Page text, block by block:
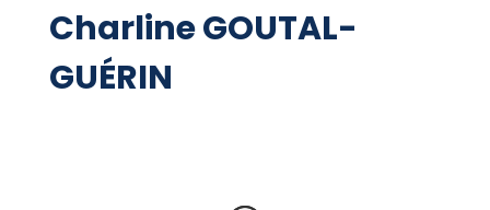
Charline GOUTAL-
GUÉRIN